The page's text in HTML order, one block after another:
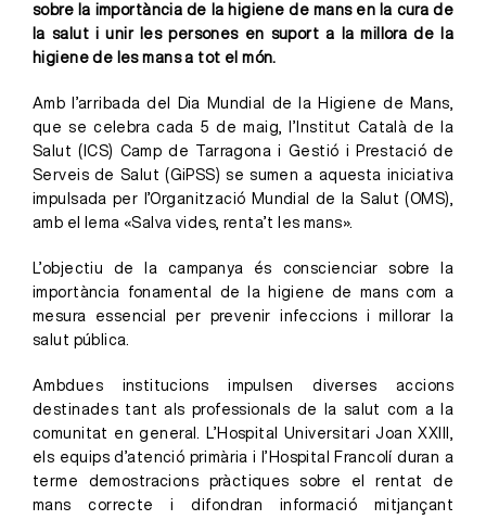
sobre la importància de la higiene de mans en la cura de
la salut i unir les persones en suport a la millora de la
higiene de les mans a tot el món.
Amb l’arribada del Dia Mundial de la Higiene de Mans,
que se celebra cada 5 de maig, l’Institut Català de la
Salut (ICS) Camp de Tarragona i Gestió i Prestació de
Serveis de Salut (GiPSS) se sumen a aquesta iniciativa
impulsada per l’Organització Mundial de la Salut (OMS),
amb el lema «Salva vides, renta’t les mans».
L’objectiu de la campanya és conscienciar sobre la
importància fonamental de la higiene de mans com a
mesura essencial per prevenir infeccions i millorar la
salut pública.
Ambdues institucions impulsen diverses accions
destinades tant als professionals de la salut com a la
comunitat en general. L’Hospital Universitari Joan XXIII,
els equips d’atenció primària i l’Hospital Francolí duran a
terme demostracions pràctiques sobre el rentat de
mans correcte i difondran informació mitjançant